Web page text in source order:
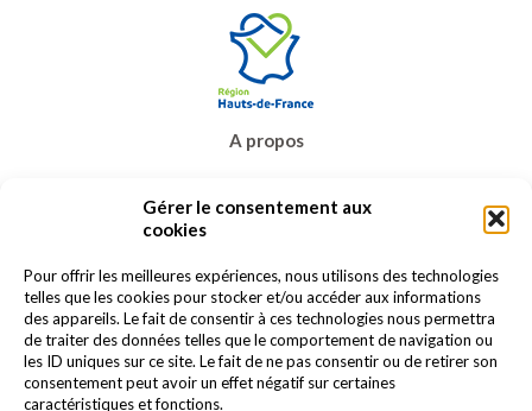
Gérer le consentement aux
cookies
Pour offrir les meilleures expériences, nous utilisons des technologies
telles que les cookies pour stocker et/ou accéder aux informations
des appareils. Le fait de consentir à ces technologies nous permettra
de traiter des données telles que le comportement de navigation ou
les ID uniques sur ce site. Le fait de ne pas consentir ou de retirer son
consentement peut avoir un effet négatif sur certaines
caractéristiques et fonctions.
A propos
Bijoux & accessoires
Promos
Contact